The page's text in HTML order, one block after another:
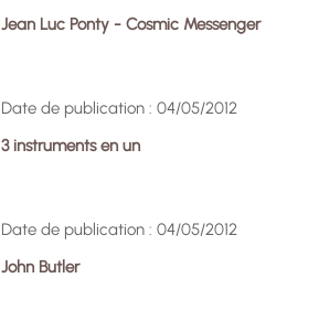
Jean Luc Ponty - Cosmic Messenger
Date de publication : 04/05/2012
3 instruments en un
Date de publication : 04/05/2012
John Butler